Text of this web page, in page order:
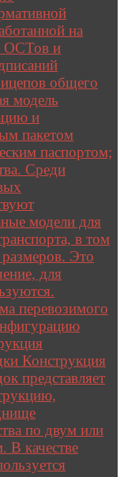
на
ОСТов и
общего
модель
и
пакетом
паспортом;
Среди
модели для
в том
Это
для
перевозимого
Конструкция
представляет
по двум или
В качестве